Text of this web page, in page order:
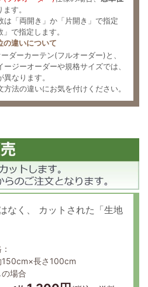
す。
は「両開き」か「片開き」で指定
で指定します。
の違いについて
ダーカーテン(フルオーダー)と、
ジーオーダーや規格サイズでは、
なります。
法の違いにお気を付けください。
150cm×長さ100cm
場合
なく、
カットされた「生地